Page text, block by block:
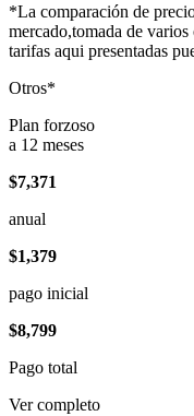
*La comparación de
mercado,tomada de
tarifas aqui presentadas
Otros*
Plan forzoso
a 12 meses
$7,371
anual
$1,379
pago inicial
$8,799
Pago total
Ver completo